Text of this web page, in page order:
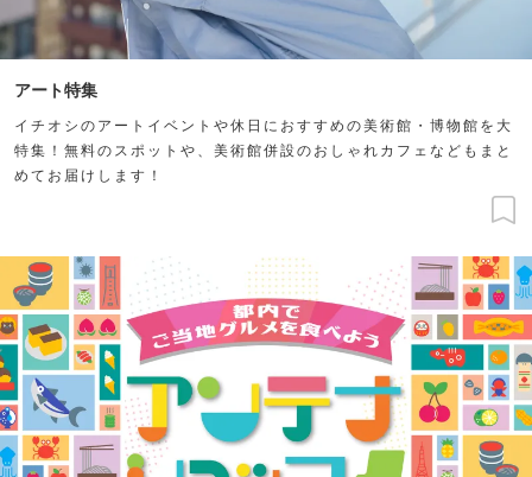
アート特集
イチオシのアートイベントや休日におすすめの美術館・博物館を大
特集！無料のスポットや、美術館併設のおしゃれカフェなどもまと
めてお届けします！